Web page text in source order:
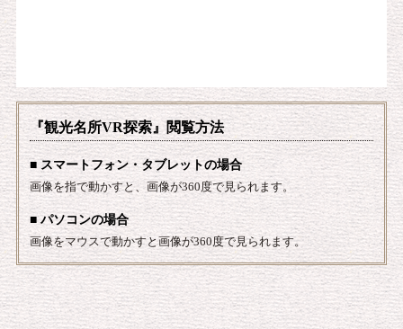
『観光名所VR探索』閲覧方法
■ スマートフォン・タブレットの場合
画像を指で動かすと、画像が360度で見られます。
■ パソコンの場合
画像をマウスで動かすと画像が360度で見られます。